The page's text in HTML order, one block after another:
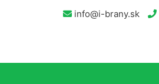
info@i-brany.sk